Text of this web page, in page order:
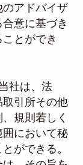
アドバイザ
意に基づき
とができ
社は、法
引所その他
規則若しく
において秘
ができる。